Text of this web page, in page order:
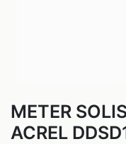
METER
ACREL